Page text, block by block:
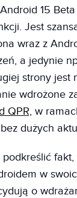
15
Jest
wraz z
a jedynie
strony jest
wdrożone
QPR, w
dużych
w
o